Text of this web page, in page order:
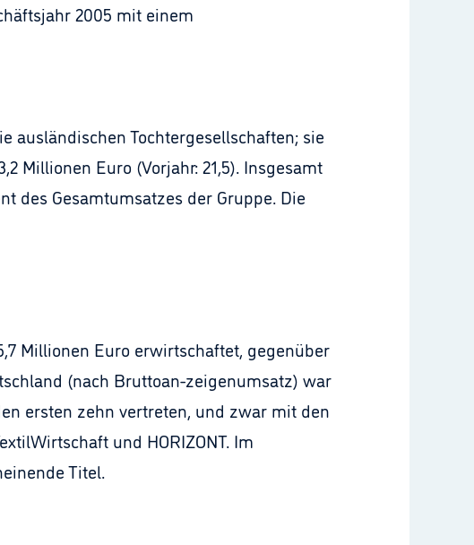
2005 mit einem
ausländischen Tochtergesellschaften; sie
Millionen Euro (Vorjahr: 21,5). Insgesamt
des Gesamtumsatzes der Gruppe. Die
Millionen Euro erwirtschaftet, gegenüber
(nach Bruttoan-zeigenumsatz) war
ersten zehn vertreten, und zwar mit den
und HORIZONT. Im
Titel.